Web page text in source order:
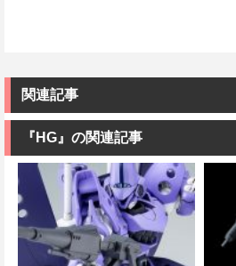
関連記事
『HG』の関連記事